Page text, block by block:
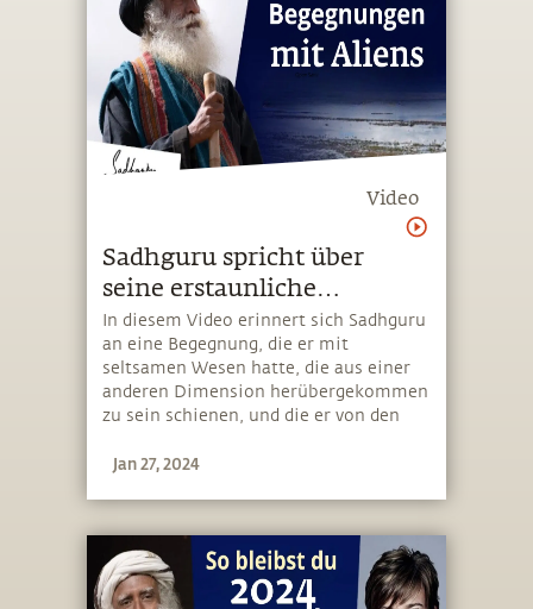
Video
Sadhguru spricht über
seine erstaunliche
Begegnung mit Aliens
In diesem Video erinnert sich Sadhguru
an eine Begegnung, die er mit
seltsamen Wesen hatte, die aus einer
anderen Dimension herübergekommen
zu sein schienen, und die er von den
anderer Bereiche unterscheidet
Jan 27, 2024